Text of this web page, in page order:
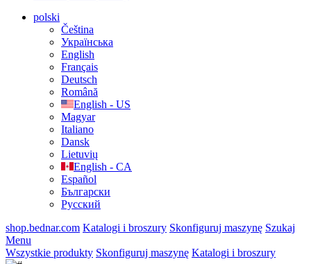
polski
Čeština
Українська
English
Français
Deutsch
Română
English - US
Magyar
Italiano
Dansk
Lietuvių
English - CA
Español
Български
Русский
shop.bednar.com Katalogi i broszury Skonfiguruj maszynę Szukaj
Menu
Wszystkie produkty Skonfiguruj maszynę Katalogi i broszury